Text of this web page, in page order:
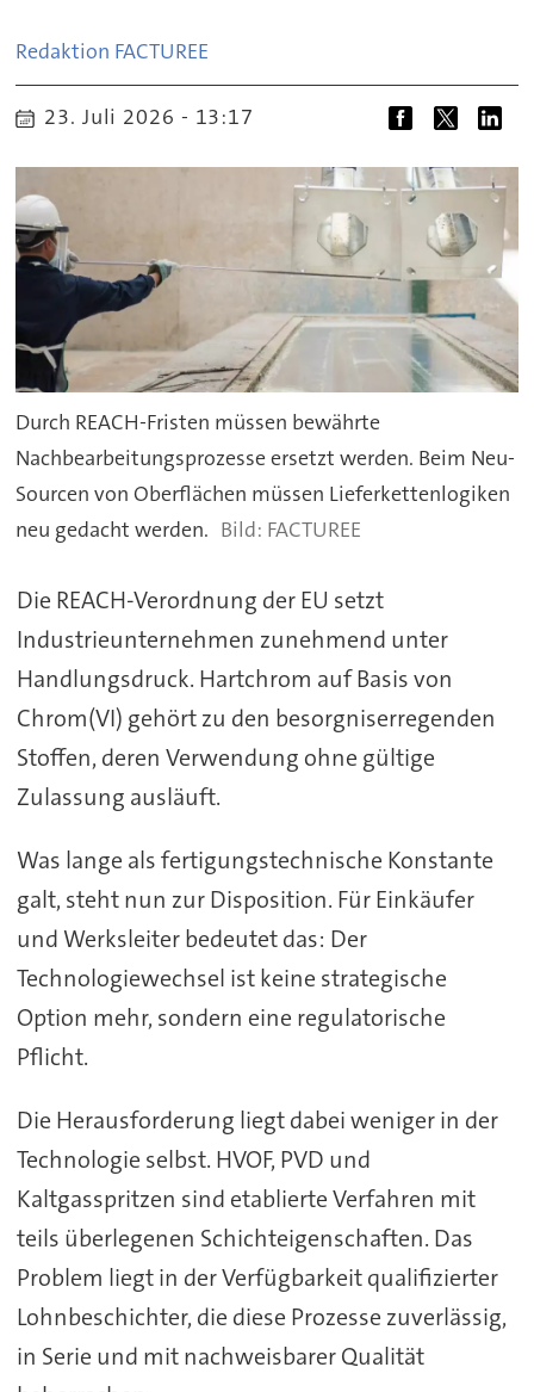
Redaktion FACTUREE
23. Juli 2026 - 13:17
Durch REACH-Fristen müssen bewährte
Nachbearbeitungsprozesse ersetzt werden. Beim Neu-
Sourcen von Oberflächen müssen Lieferkettenlogiken
neu gedacht werden.
FACTUREE
Die REACH-Verordnung der EU setzt
Industrieunternehmen zunehmend unter
Handlungsdruck. Hartchrom auf Basis von
Chrom(VI) gehört zu den besorgniserregenden
Stoffen, deren Verwendung ohne gültige
Zulassung ausläuft.
Was lange als fertigungstechnische Konstante
galt, steht nun zur Disposition. Für Einkäufer
und Werksleiter bedeutet das: Der
Technologiewechsel ist keine strategische
Option mehr, sondern eine regulatorische
Pflicht.
Die Herausforderung liegt dabei weniger in der
Technologie selbst. HVOF, PVD und
Kaltgasspritzen sind etablierte Verfahren mit
teils überlegenen Schichteigenschaften. Das
Problem liegt in der Verfügbarkeit qualifizierter
Lohnbeschichter, die diese Prozesse zuverlässig,
in Serie und mit nachweisbarer Qualität